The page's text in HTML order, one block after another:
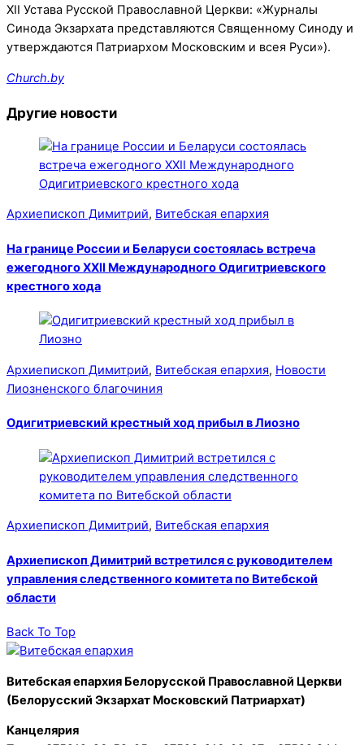
XII Устава Русской Православной Церкви: «Журналы
Синода Экзархата представляются Священному Синоду и
утверждаются Патриархом Московским и всея Руси»).
Church.by
Другие новости
Архиепископ Димитрий, Витебская епархия
На границе России и Беларуси состоялась встреча
ежегодного XXII Международного Одигитриевского
крестного хода
Архиепископ Димитрий, Витебская епархия, Новости
Лиозненского благочиния
Одигитриевский крестный ход прибыл в Лиозно
Архиепископ Димитрий, Витебская епархия
Архиепископ Димитрий встретился с руководителем
управления следственного комитета по Витебской
области
Back To Top
Витебская епархия Белорусской Православной Церкви
(Белорусский Экзархат Московский Патриархат)
Канцелярия